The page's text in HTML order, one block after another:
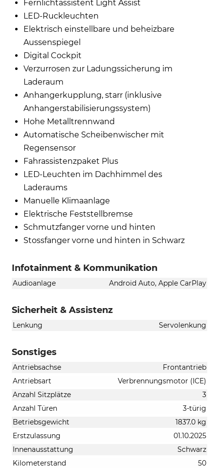
Fernlichtassistent Light Assist
LED-Ruckleuchten
Elektrisch einstellbare und beheizbare
Aussenspiegel
Digital Cockpit
Verzurrosen zur Ladungssicherung im
Laderaum
Anhangerkupplung, starr (inklusive
Anhangerstabilisierungssystem)
Hohe Metalltrennwand
Automatische Scheibenwischer mit
Regensensor
Fahrassistenzpaket Plus
LED-Leuchten im Dachhimmel des
Laderaums
Manuelle Klimaanlage
Elektrische Feststellbremse
Schmutzfanger vorne und hinten
Stossfanger vorne und hinten in Schwarz
Infotainment & Kommunikation
Audioanlage Android Auto, Apple CarPlay
Sicherheit & Assistenz
Lenkung Servolenkung
Sonstiges
Antriebsachse
Frontantrieb
Antriebsart
Verbrennungsmotor (ICE)
Anzahl Sitzplätze
3
Anzahl Türen
3-türig
Betriebsgewicht
1837.0 kg
Erstzulassung
01.10.2025
Innenausstattung
Schwarz
Kilometerstand
50